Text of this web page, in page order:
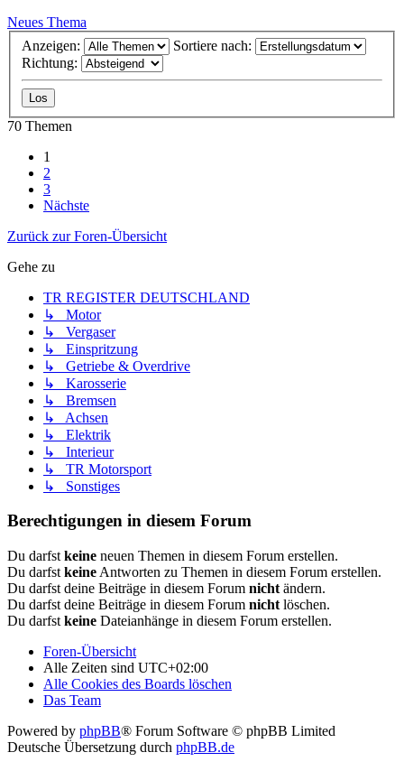
Neues Thema
Anzeigen:
Sortiere nach:
Richtung:
70 Themen
1
2
3
Nächste
Zurück zur Foren-Übersicht
Gehe zu
TR REGISTER DEUTSCHLAND
↳ Motor
↳ Vergaser
↳ Einspritzung
↳ Getriebe & Overdrive
↳ Karosserie
↳ Bremsen
↳ Achsen
↳ Elektrik
↳ Interieur
↳ TR Motorsport
↳ Sonstiges
Berechtigungen in diesem Forum
Du darfst keine neuen Themen in diesem Forum erstellen.
Du darfst keine Antworten zu Themen in diesem Forum erstellen.
Du darfst deine Beiträge in diesem Forum nicht ändern.
Du darfst deine Beiträge in diesem Forum nicht löschen.
Du darfst keine Dateianhänge in diesem Forum erstellen.
Foren-Übersicht
Alle Zeiten sind UTC+02:00
Alle Cookies des Boards löschen
Das Team
Powered by phpBB® Forum Software © phpBB Limited
Deutsche Übersetzung durch phpBB.de